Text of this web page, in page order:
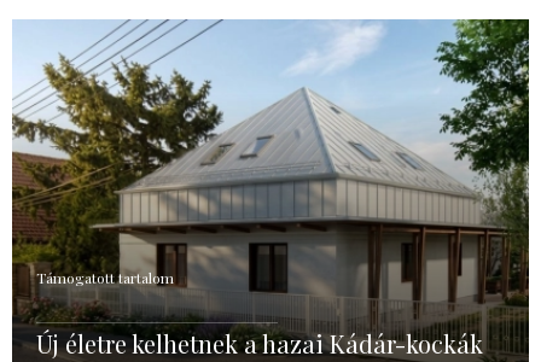
Támogatott tartalom
Új életre kelhetnek a hazai Kádár-kockák